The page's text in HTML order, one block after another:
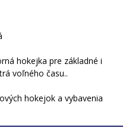
hokejka pre základné i
voľného času..
hokejok a vybavenia